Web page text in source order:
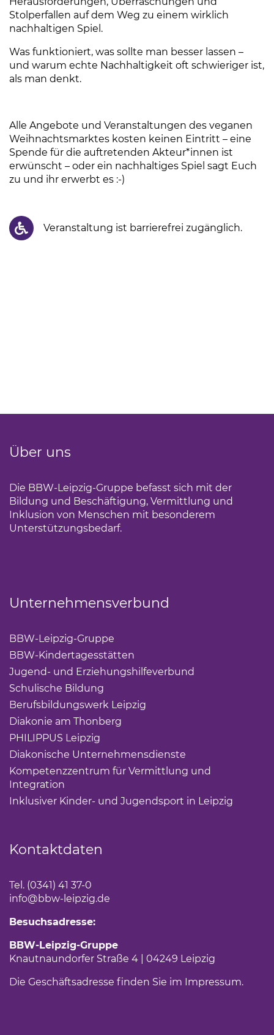
Stolperfallen auf dem Weg zu einem wirklich
nachhaltigen Spiel.
Was funktioniert, was sollte man besser lassen –
und warum echte Nachhaltigkeit oft schwieriger ist,
als man denkt.
Alle Angebote und Veranstaltungen des veganen
Weihnachtsmarktes kosten keinen Eintritt – eine
Spende für die auftretenden Akteur*innen ist
erwünscht – oder ein nachhaltiges Spiel sagt Euch
zu und ihr erwerbt es :-)
Veranstaltung ist barrierefrei zugänglich.
Über uns
Die BBW-Leipzig-Gruppe befasst sich mit der
Bildung und Beschäftigung, Vermittlung und
Inklusion von Menschen mit besonderem
Unterstützungsbedarf.
Unternehmensverbund
BBW-Leipzig-Gruppe
BBW-Kindertagesstätten
Jugend- und Erziehungshilfeverbund
Schulische Bildung
Berufsbildungswerk Leipzig
Diakonie am Thonberg
PHILIPPUS Leipzig
Diakonische Unternehmensdienste
Kompetenzzentrum für Vermittlung und
Integration
Inklusiver Kinder- und Jugendsport in Leipzig
Kontaktdaten
Tel. (0341) 41 37-0
info@bbw-leipzig.de
Besuchsadresse:
BBW-Leipzig-Gruppe
Knautnaundorfer Straße 4 | 04249 Leipzig
Die Geschäftsadresse finden Sie im Impressum.